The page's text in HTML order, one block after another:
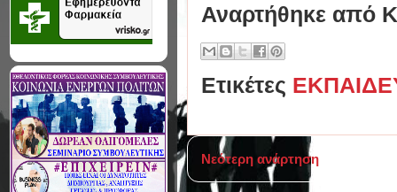
Αναρτήθηκε από
Ετικέτες
Νεότερη ανάρτηση